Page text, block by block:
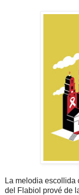
La melodia escollida
del Flabiol prové de